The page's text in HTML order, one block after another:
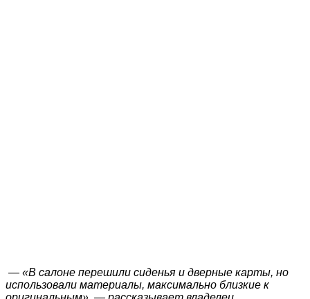
— «В салоне перешили сиденья и дверные карты, но
использовали материалы, максимально близкие к